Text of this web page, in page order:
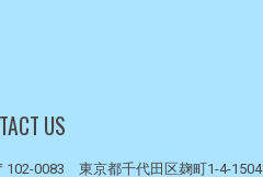
US
102-0083 東京都千代田区麹町1-4-1504